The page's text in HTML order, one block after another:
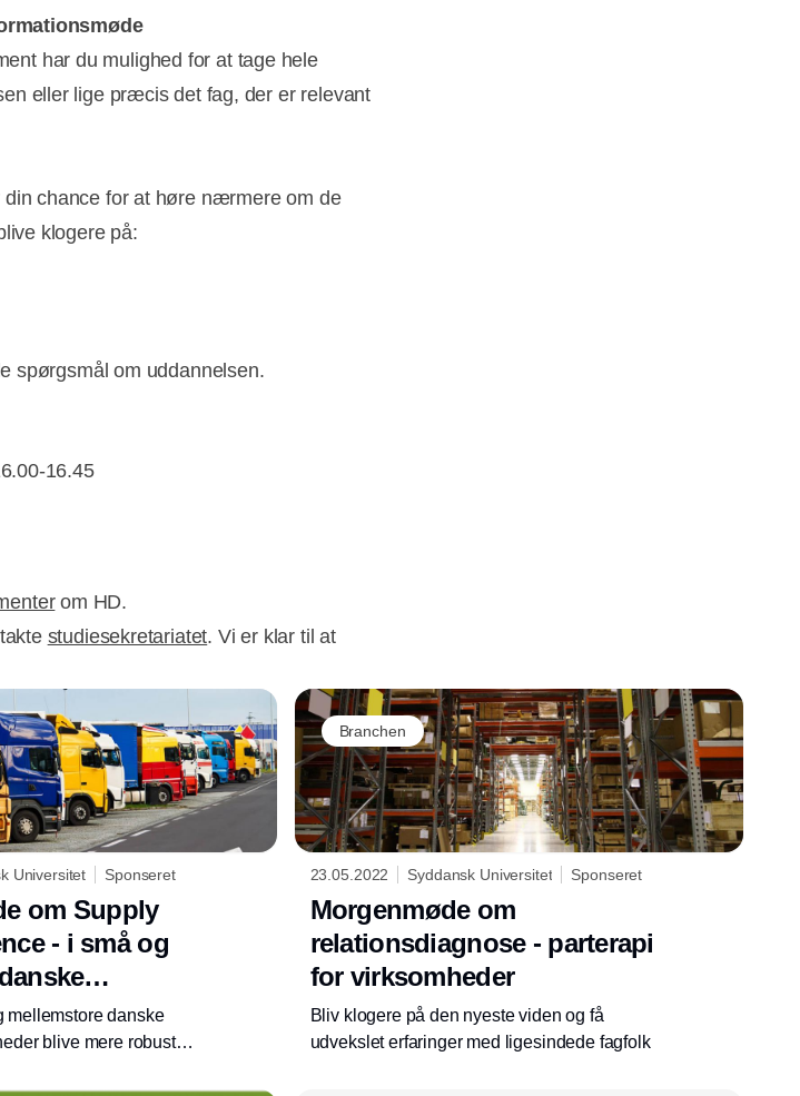
har du mulighed for at tage hele
eller lige præcis det fag, der er relevant
chance for at høre nærmere om de
klogere på:
spørgsmål om uddannelsen.
16.45
om HD.
studiesekretariatet. Vi er klar til at
Universitet Sponseret
om Supply
- i små og
mellemstore danske
blive mere robuste
Branchen
23.05.2022 Syddansk Universitet Sponseret
Morgenmøde om
relationsdiagnose - parterapi
for virksomheder
Bliv klogere på den nyeste viden og få
udvekslet erfaringer med ligesindede fagfolk